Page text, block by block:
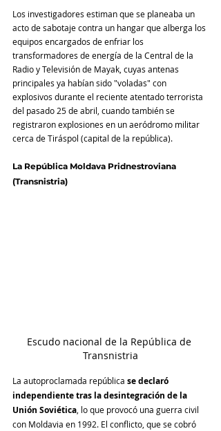
Los investigadores estiman que se planeaba un
acto de sabotaje contra un hangar que alberga los
equipos encargados de enfriar los
transformadores de energía de la Central de la
Radio y Televisión de Mayak, cuyas antenas
principales ya habían sido "voladas" con
explosivos durante el reciente atentado terrorista
del pasado 25 de abril, cuando también se
registraron explosiones en un aeródromo militar
cerca de Tiráspol (capital de la república).
La República Moldava Pridnestroviana
(Transnistria)
Escudo nacional de la República de
Transnistria
La autoproclamada república se declaró
independiente tras la desintegración de la
Unión Soviética , lo que provocó una guerra civil
con Moldavia en 1992. El conflicto, que se cobró